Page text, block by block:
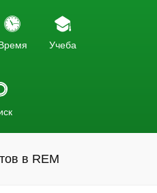
Учеба
в REM